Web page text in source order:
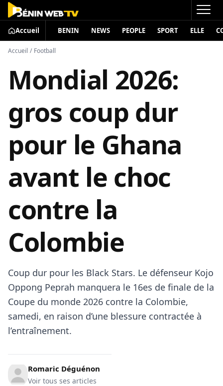
Accueil BENIN NEWS PEOPLE SPORT ELLE
Accueil / Football
Mondial 2026:
gros coup dur
pour le Ghana
avant le choc
contre la
Colombie
Coup dur pour les Black Stars. Le défenseur Kojo
Oppong Peprah manquera le 16es de finale de la
Coupe du monde 2026 contre la Colombie,
samedi, en raison d’une blessure contractée à
l’entraînement.
Romaric Déguénon
Voir tous ses articles